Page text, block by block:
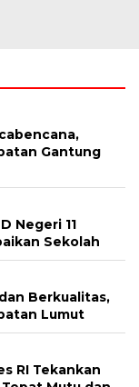
Gantung
Negeri 11
Sekolah
Berkualitas,
Lumut
RI Tekankan